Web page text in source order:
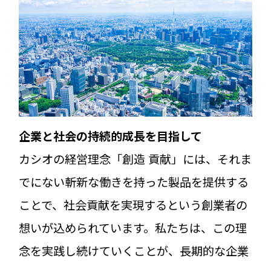
企業と社会の持続的成長を目指して
カシオの経営理念「創造 貢献」には、それま
でにない斬新な働きを持った製品を提供する
ことで、社会貢献を実現するという創業者の
想いが込められています。私たちは、この理
念を実践し続けていくことが、長期的な企業